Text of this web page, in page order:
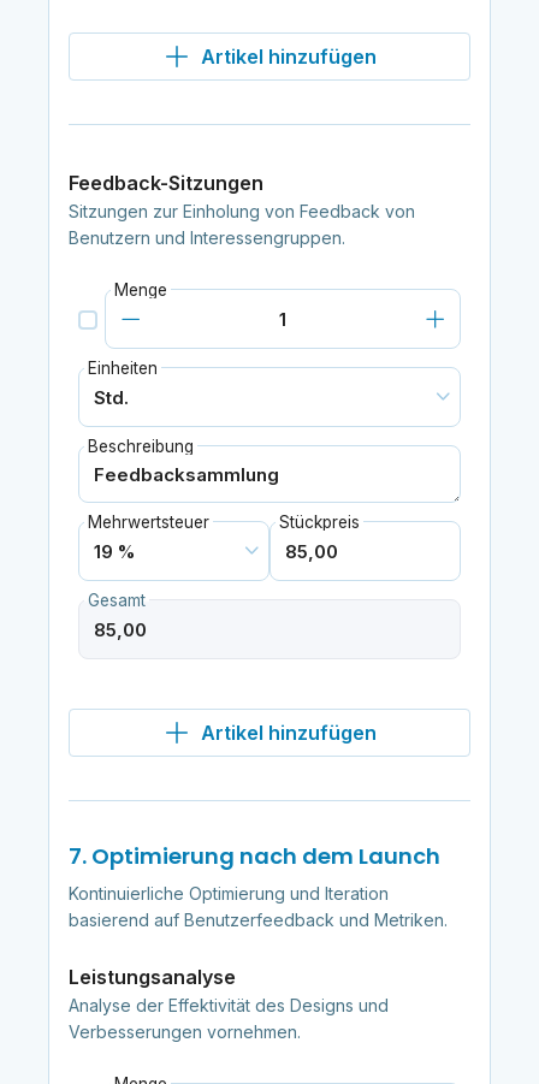
Artikel hinzufügen
Feedback-Sitzungen
Sitzungen zur Einholung von Feedback von
Benutzern und Interessengruppen.
Menge
Einheiten
Beschreibung
Mehrwertsteuer Stückpreis
Gesamt
Artikel hinzufügen
7. Optimierung nach dem Launch
Kontinuierliche Optimierung und Iteration
basierend auf Benutzerfeedback und Metriken.
Leistungsanalyse
Analyse der Effektivität des Designs und
Verbesserungen vornehmen.